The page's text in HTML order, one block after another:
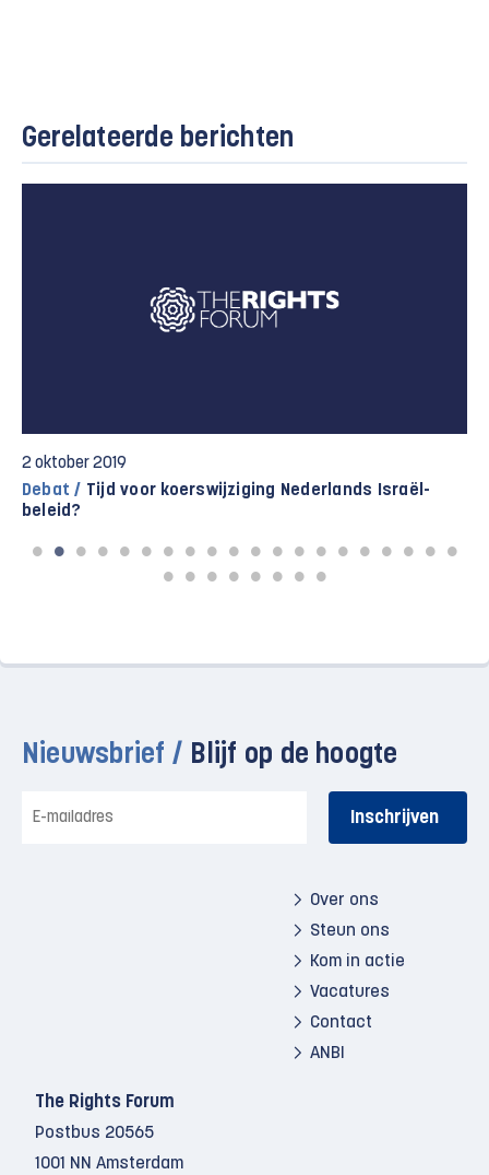
Gerelateerde berichten
2 oktober 2019
Debat / Tijd voor koerswijziging Nederlands Israël-
beleid?
Nieuwsbrief / Blijf op de hoogte
mailadres
Over ons
Steun ons
Kom in actie
Vacatures
Contact
ANBI
The Rights Forum
Postbus 20565
1001 NN Amsterdam